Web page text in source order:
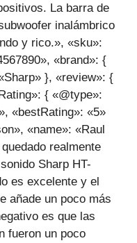
La barra de
inalámbrico
y rico.», «sku»:
«brand»: {
}, «review»: {
{ «@type»:
«bestRating»: «5»
«name»: «Raul
realmente
Sharp HT-
es excelente y el
añade un poco más
es que las
fueron un poco